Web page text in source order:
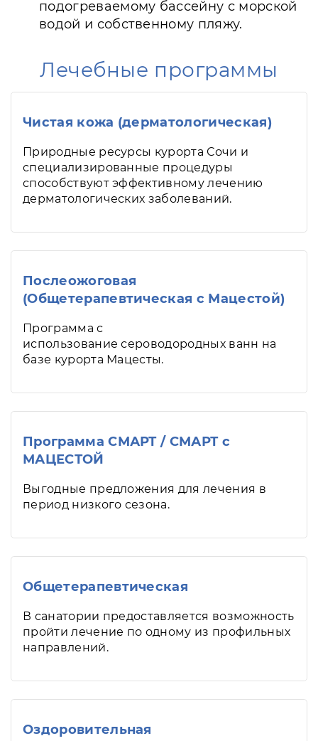
подогреваемому бассейну с морской
водой и собственному пляжу.
Лечебные программы
Чистая кожа (дерматологическая)
Природные ресурсы курорта Сочи и
специализированные процедуры
способствуют эффективному лечению
дерматологических заболеваний.
Послеожоговая
(Общетерапевтическая с Мацестой)
Программа с
использование сероводородных ванн на
базе курорта Мацесты.
Программа СМАРТ / СМАРТ с
МАЦЕСТОЙ
Выгодные предложения для лечения в
период низкого сезона.
Общетерапевтическая
В санатории предоставляется возможность
пройти лечение по одному из профильных
направлений.
Оздоровительная